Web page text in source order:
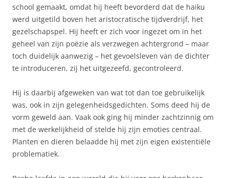
school gemaakt, omdat hij heeft bevorderd dat de haiku
werd uitgetild boven het aristocratische tijdverdrijf, het
gezelschapspel. Hij heeft er zich voor ingezet om in het
geheel van zijn poëzie als verzwegen achtergrond – maar
toch duidelijk aanwezig – het gevoelsleven van de dichter
te introduceren, zij het uitgezeefd, gecontroleerd.
Hij is daarbij afgeweken van wat tot dan toe gebruikelijk
was, ook in zijn gelegenheidsgedichten. Soms deed hij de
vorm geweld aan. Vaak ook ging hij minder zachtzinnig om
met de werkelijkheid of stelde hij zijn emoties centraal.
Planten en dieren belaadde hij met zijn eigen existentiële
problematiek.